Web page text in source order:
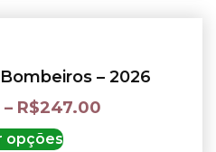
– 2026
– R$247.00
opções